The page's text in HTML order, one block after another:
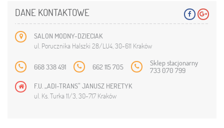
DANE KONTAKTOWE
SALON MODNY-DZIECIAK
ul. Porucznika Halszki 28/LU4, 30-611 Kraków
668 338 491 662 115 705 Sklep stacjonarny
733 070 799
F.U. „ADI-TRANS” JANUSZ HERETYK
ul. Ks. Turka 11/3, 30-717 Kraków